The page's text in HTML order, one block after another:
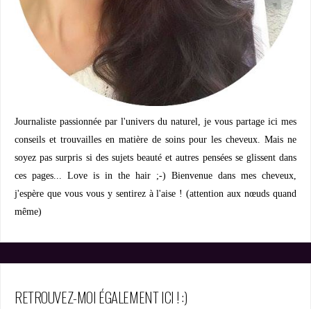
Journaliste passionnée par l'univers du naturel, je vous partage ici mes
conseils et trouvailles en matière de soins pour les cheveux. Mais ne
soyez pas surpris si des sujets beauté et autres pensées se glissent dans
ces pages... Love is in the hair ;-) Bienvenue dans mes cheveux,
j'espère que vous vous y sentirez à l'aise ! (attention aux nœuds quand
même)
RETROUVEZ-MOI ÉGALEMENT ICI ! :)